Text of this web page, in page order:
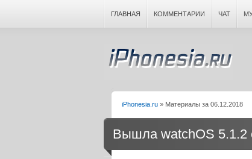
ГЛАВНАЯ КОММЕНТАРИИ ЧАТ
iPhonesia.ru » Материалы за 06.12.2018
Вышла watchOS 5.1.2